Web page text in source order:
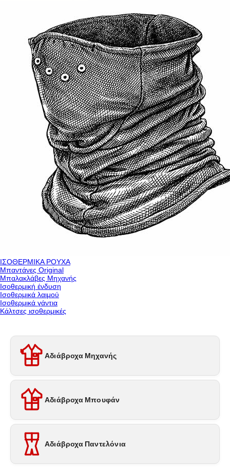
ΙΣΟΘΕΡΜΙΚΑ ΡΟΥΧΑ
Μπαντάνες Original
Μπαλακλάβες Μηχανής
Ισοθερμική ένδυση
Ισοθερμικά λαιμού
Ισοθερμικά γάντια
Κάλτσες ισοθερμικές
Αδιάβροχα Μηχανής
Αδιάβροχα Μπουφάν
Αδιάβροχα Παντελόνια